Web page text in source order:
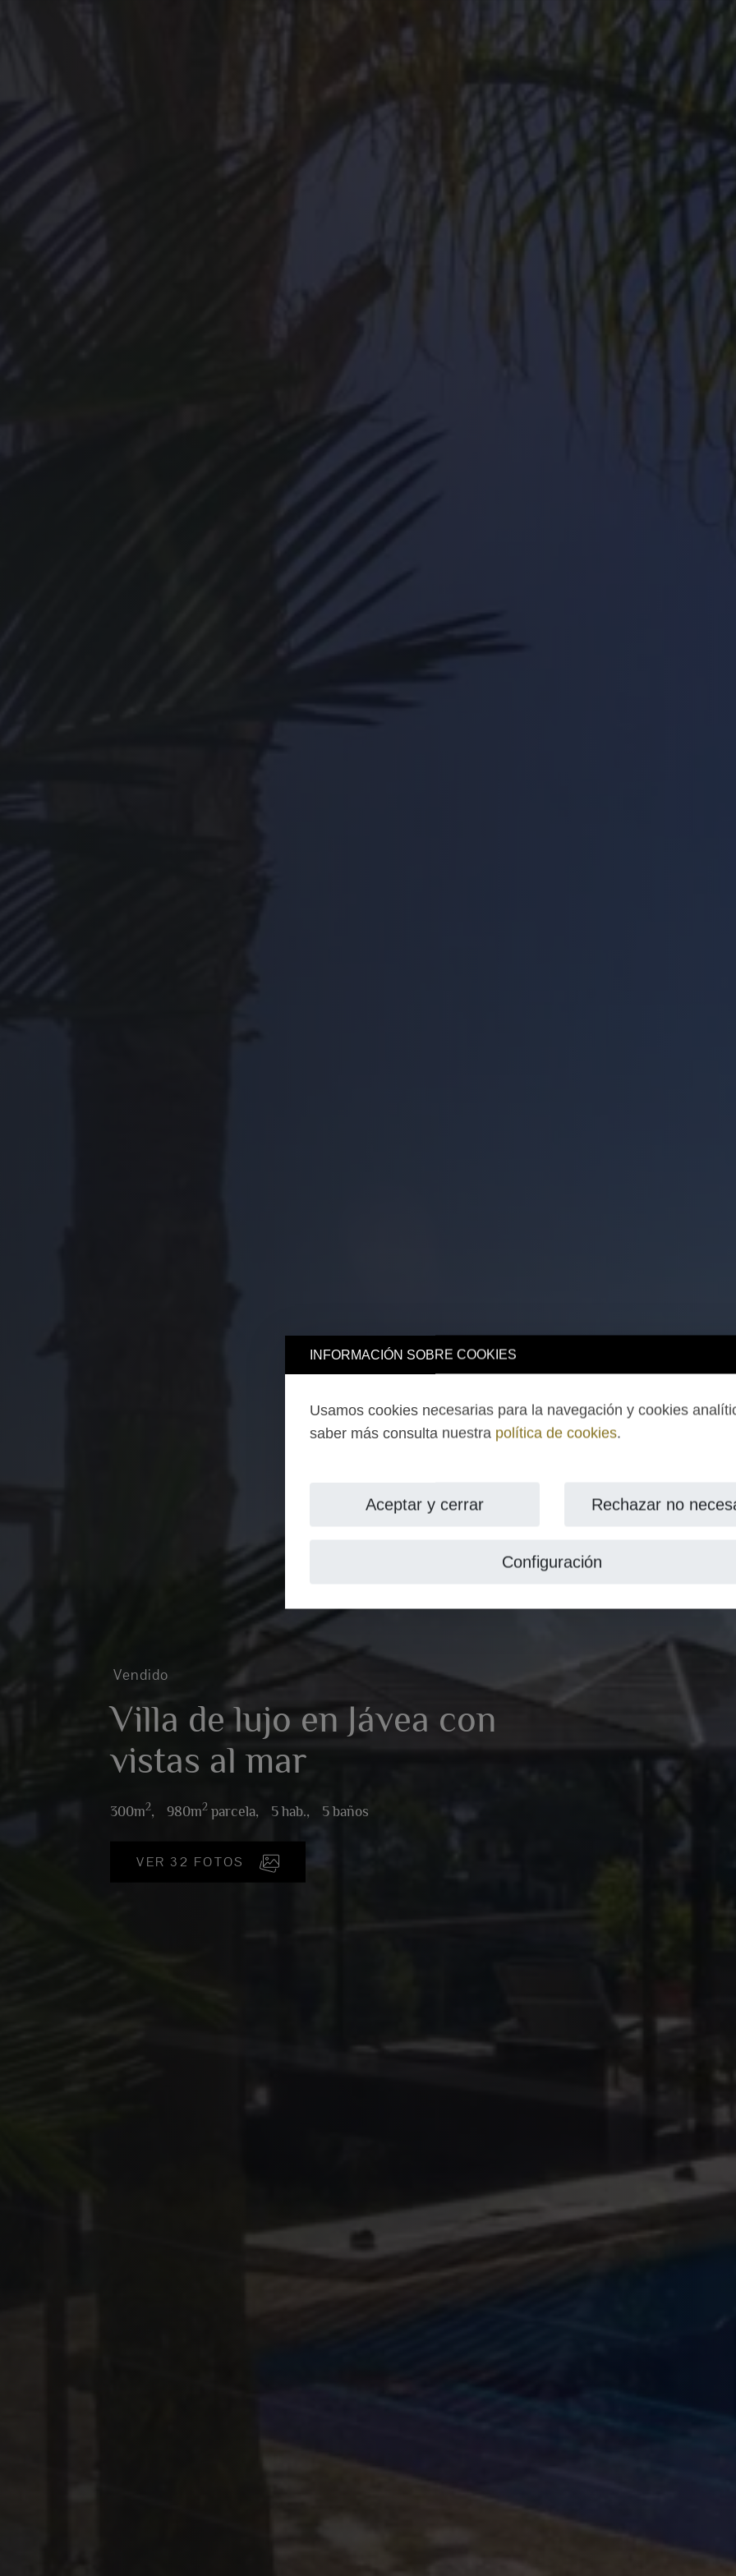
INFORMACIÓN SOBRE COOKIES
Usamos cookies necesarias para la navegación y cookies
saber más consulta nuestra política de cookies.
Aceptar y cerrar Rechazar no
Configuración
Vendido
Villa de lujo en Jávea con
vistas al mar
300m2, 980m2 parcela, 5 hab., 5 baños
VER 32 FOTOS